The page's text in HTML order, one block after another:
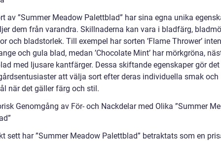
av ”Summer Meadow Palettblad” har sina egna unika
dem från varandra. Skillnaderna kan vara i bladfärg,
och bladstorlek. Till exempel har sorten ’Flame Thrower’
och gula blad, medan ’Chocolate Mint’ har mörkgröna,
med ljusare kantfärger. Dessa skiftande egenskaper gör
att välja sort efter deras individuella smak och
när det gäller färg och stil.
Genomgång av För- och Nackdelar med Olika ”Summer
sett har ”Summer Meadow Palettblad” betraktats som en